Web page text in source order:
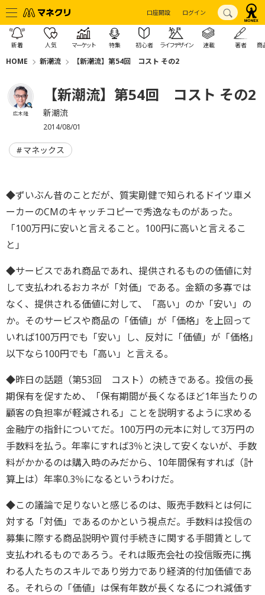
口座開設 ログイン
新着 人気 マーケット 特集 初心者 ライフデザイン 連載 著者 商
HOME 新潮流 【新潮流】第54回 コスト その2
広木 隆
【新潮流】第54回 コスト その2
新潮流
2014/08/01
マネックス
◆ずいぶん昔のことだが、質実剛健で知られるドイツ車メ
ーカーのCMのキャッチコピーで秀逸なものがあった。
「100万円に安いと言えること。100円に高いと言えるこ
と」
◆サービスであれ商品であれ、提供されるものの価値に対
して支払われるおカネが「対価」である。金額の多寡では
なく、提供される価値に対して、「高い」のか「安い」の
か。そのサービスや商品の「価値」が「価格」を上回って
いれば100万円でも「安い」し、反対に「価値」が「価格」
以下なら100円でも「高い」と言える。
◆昨日の話題（第53回 コスト）の続きである。投信の長
期保有を促すため、「保有期間が長くなるほど1年当たりの
顧客の負担率が軽減される」ことを説明するように求める
金融庁の指針についてだ。100万円の元本に対して3万円の
手数料を払う。年率にすれば3％と決して安くないが、手数
料がかかるのは購入時のみだから、10年間保有すれば（計
算上は）年率0.3％になるというわけだ。
◆この議論で足りないと感じるのは、販売手数料とは何に
対する「対価」であるのかという視点だ。手数料は投信の
募集に際する商品説明や買付手続きに関する手間賃として
支払われるものであろう。それは販売会社の投信販売に携
わる人たちのスキルであり労力であり経済的付加価値であ
る。それらの「価値」は保有年数が長くなるにつれ減価す